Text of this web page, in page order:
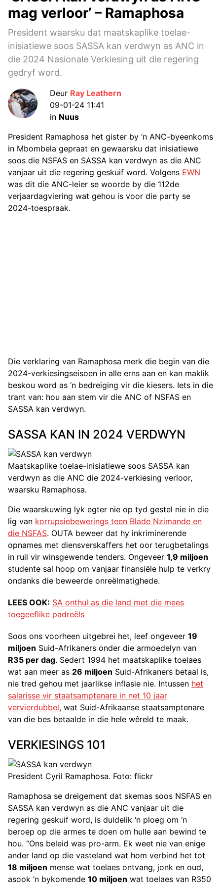
mag verloor’ – Ramaphosa
President waarsku dat maatskaplike toelae-
inisiatiewe soos SASSA kan verdwyn as ANC in
die 2024 Nasionale Verkiesing uit die regering
gedryf word.
Deur Ray Leathern
09-01-24 11:41
in Nuus
President Ramaphosa het gister by ‘n ANC-byeenkoms
in Mbombela gepraat en gewaarsku dat inisiatiewe
soos die NSFAS en SASSA kan verdwyn as die ANC
vanjaar uit die regering geskuif word. Volgens EWN
was dit die ANC-leier se woorde by die 112de
verjaardagviering wat gehou is voor die party se
2024-toespraak.
Die verklaring van Ramaphosa merk die begin van die
2024-verkiesingseisoen in alle erns aan en kan maklik
beskou word as ‘n bedreiging vir die kiesers. Iets in die
trant van: hou aan stem vir die ANC of NSFAS en
SASSA kan verdwyn.
SASSA KAN IN 2024 VERDWYN
Maatskaplike toelae-inisiatiewe soos SASSA kan
verdwyn as die ANC die 2024-verkiesing verloor,
waarsku Ramaphosa.
Die waarskuwing lyk egter nie op tyd gestel nie in die
lig van korrupsiebewerings teen Blade Nzimande en
die NSFAS. OUTA beweer dat hy inkriminerende
opnames met diensverskaffers het oor terugbetalings
in ruil vir winsgewende tenders. Ongeveer 1,9 miljoen
studente sal hoop om vanjaar finansiële hulp te verkry
ondanks die beweerde onreëlmatighede.
LEES OOK: SA onthul as die land met die mees
toegeeflike padreëls
Soos ons voorheen uitgebrei het, leef ongeveer 19
miljoen Suid-Afrikaners onder die armoedelyn van
R35 per dag. Sedert 1994 het maatskaplike toelaes
wat aan meer as 26 miljoen Suid-Afrikaners betaal is,
nie tred gehou met jaarlikse inflasie nie. Intussen het
salarisse vir staatsamptenare in net 10 jaar
vervierdubbel, wat Suid-Afrikaanse staatsamptenare
van die bes betaalde in die hele wêreld te maak.
VERKIESINGS 101
President Cyril Ramaphosa. Foto: flickr
Ramaphosa se dreigement dat skemas soos NSFAS en
SASSA kan verdwyn as die ANC vanjaar uit die
regering geskuif word, is duidelik ‘n ploeg om ‘n
beroep op die armes te doen om hulle aan bewind te
hou. “Ons beleid was pro-arm. Ek weet nie van enige
ander land op die vasteland wat hom verbind het tot
18 miljoen mense wat toelaes ontvang, jonk en oud,
asook ’n bykomende 10 miljoen wat toelaes van R350